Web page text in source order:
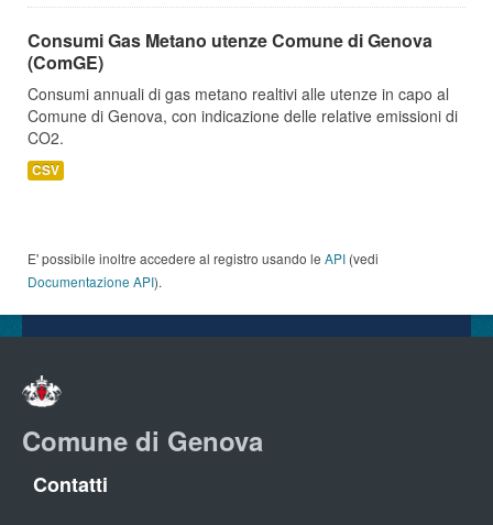
Consumi Gas Metano utenze Comune di Genova
(ComGE)
Consumi annuali di gas metano realtivi alle utenze in capo al
Comune di Genova, con indicazione delle relative emissioni di
CO2.
CSV
E' possibile inoltre accedere al registro usando le API (vedi
Documentazione API).
Comune di Genova
Contatti